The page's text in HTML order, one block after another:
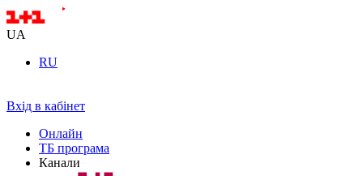
UA
RU
Вхід в кабінет
Онлайн
ТБ програма
Канали